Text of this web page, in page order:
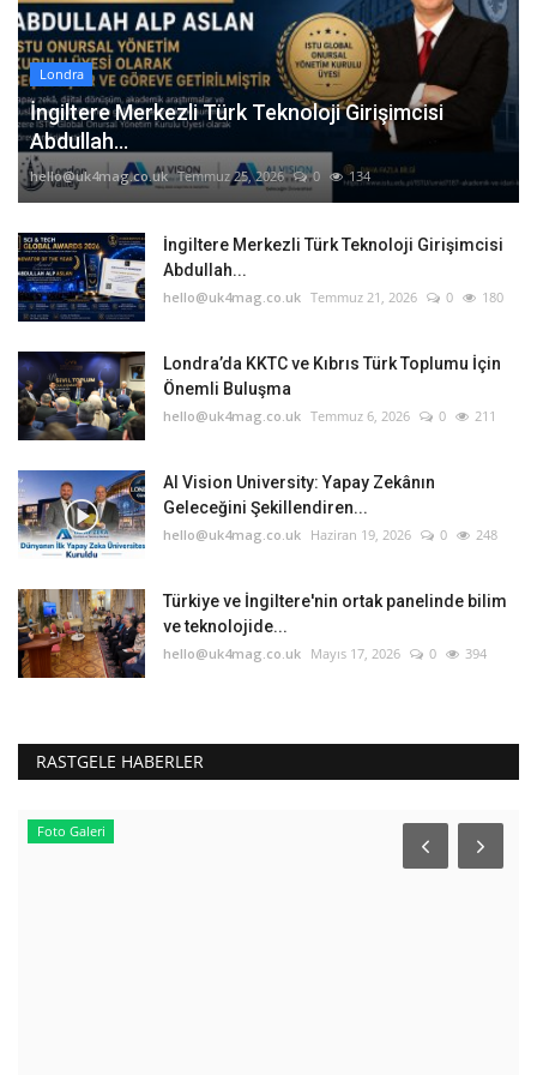
Londra
İngiltere Merkezli Türk Teknoloji Girişimcisi
Abdullah...
hello@uk4mag.co.uk Temmuz 25, 2026 0 134
İngiltere Merkezli Türk Teknoloji Girişimcisi
Abdullah...
hello@uk4mag.co.uk Temmuz 21, 2026 0 180
Londra’da KKTC ve Kıbrıs Türk Toplumu İçin
Önemli Buluşma
hello@uk4mag.co.uk Temmuz 6, 2026 0 211
AI Vision University: Yapay Zekânın
Geleceğini Şekillendiren...
hello@uk4mag.co.uk Haziran 19, 2026 0 248
Türkiye ve İngiltere'nin ortak panelinde bilim
ve teknolojide...
hello@uk4mag.co.uk Mayıs 17, 2026 0 394
RASTGELE HABERLER
Eğitim